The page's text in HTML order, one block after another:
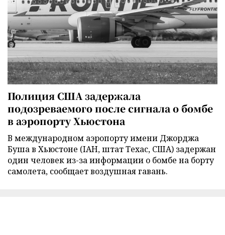
Полиция США задержала
подозреваемого после сигнала о бомбе
в аэропорту Хьюстона
В международном аэропорту имени Джорджа
Буша в Хьюстоне (IAH, штат Техас, США) задержан
один человек из-за информации о бомбе на борту
самолета, сообщает воздушная гавань.